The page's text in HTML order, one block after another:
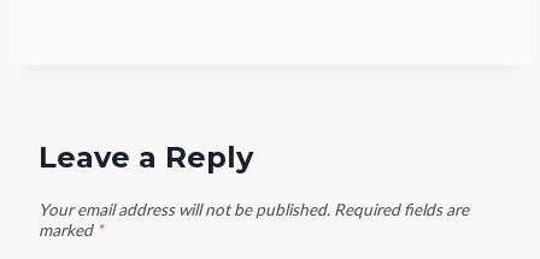
Leave a Reply
Your email address will not be published. Required fields are
marked *